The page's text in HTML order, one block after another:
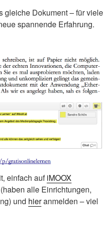
gleiche Dokument – für viele
spannende Erfahrung.
einfach aufiMOOX
alle Einrichtungen,
und hieranmelden – viel